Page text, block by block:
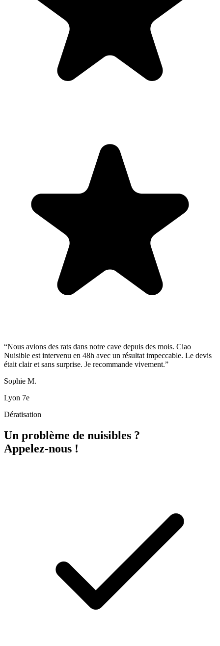
“Nous avions des rats dans notre cave depuis des mois. Ciao
Nuisible est intervenu en 48h avec un résultat impeccable. Le devis
était clair et sans surprise. Je recommande vivement.”
Sophie M.
Lyon 7e
Dératisation
Un problème de nuisibles ?
Appelez-nous !